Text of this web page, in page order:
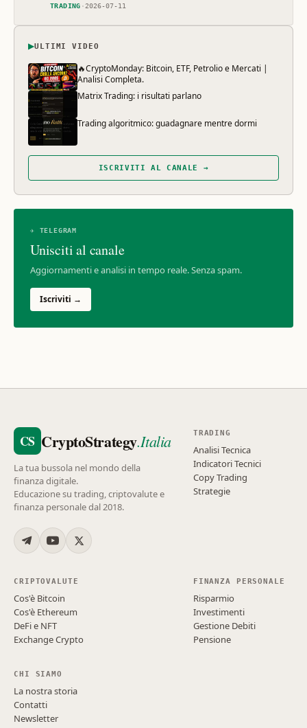
TRADING ·2026-07-11
▶ULTIMI VIDEO
🔥CryptoMonday: Bitcoin, ETF, Petrolio e Mercati |
Analisi Completa.
Matrix Trading: i risultati parlano
Trading algoritmico: guadagnare mentre dormi
ISCRIVITI AL CANALE →
✈ TELEGRAM
Unisciti al canale
Aggiornamenti e analisi in tempo reale. Senza spam.
Iscriviti →
CS CryptoStrategy.Italia
La tua bussola nel mondo della
finanza digitale.
Educazione su trading, criptovalute e
finanza personale dal 2018.
TRADING
Analisi Tecnica
Indicatori Tecnici
Copy Trading
Strategie
CRIPTOVALUTE
Cos'è Bitcoin
Cos'è Ethereum
DeFi e NFT
Exchange Crypto
FINANZA PERSONALE
Risparmio
Investimenti
Gestione Debiti
Pensione
CHI SIAMO
La nostra storia
Contatti
Newsletter